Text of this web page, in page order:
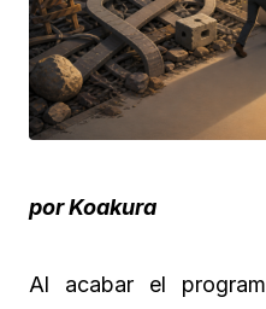
por Koakura
Al acabar el